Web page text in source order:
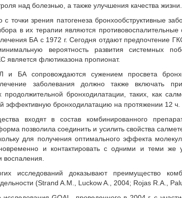
над болезнью, а также улучшения качества жизни.
с точки зрения патогенеза бронхообструктивные
в их терапии являются
БА с 1972 г. Сегодня отдают предпочтение
вероятность развития системных
является флютиказона пропионат.
и БА сопровождаются сужением просвета
заболевания должно также включать
продолжительной бронходилатации, таких, как
эффективную бронходилатацию на протяжении 12 ч.
входят в состав комбинированного
позволила соединить и усилить свойства
для получения оптимального эффекта
и контактировать с одними и теми же
исследований доказывают преимущество
(Strand A.M., Luckow A., 2004; Rojas R.A.,